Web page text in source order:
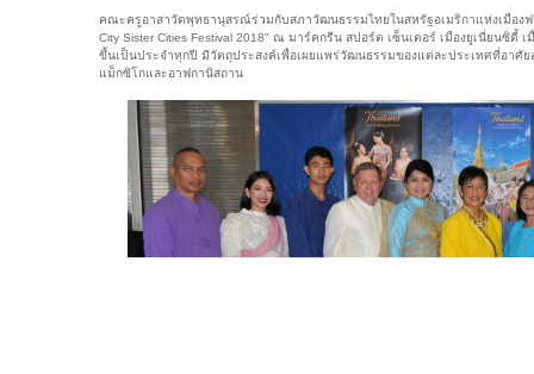
คณะครูอาสาวัดพุทธานุสรณ์ร่วมกับสภาวัฒนธรรมไทยในสหรัฐอเมริกาแห่งเมือง
City Sister Cities Festival 2018" ณ มาร์คกรีน สปอร์ต เซ็นเตอร์ เมืองยูเนี่ยนซิตี้
ขึ้นเป็นประจำทุกปี มีวัตถุประสงค์เพื่อเผยแพร่วัฒนธรรมของแต่ละประเทศที่อาศั
แม็กซิโกและอาฟกานิสถาน